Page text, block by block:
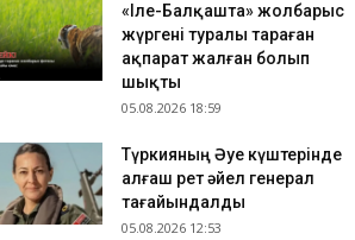
Омбыға әуе рейстері уақытша
17:41
курорттағы қорық қызметкерін
«Іле-Балқашта» жолбарыс
жүргені туралы тараған
ақпарат жалған болып
шықты
05.08.2026 18:59
Түркияның Әуе күштерінде
алғаш рет әйел генерал
тағайындалды
05.08.2026 12:53